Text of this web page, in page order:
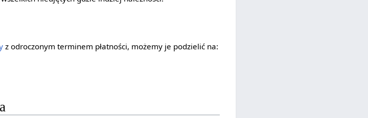
z odroczonym terminem płatności, możemy je podzielić na: